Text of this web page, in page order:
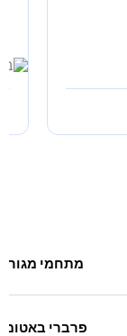
מתחמי
פרברי באטומי